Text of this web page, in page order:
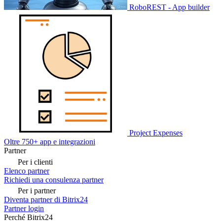
RoboREST - App builder
Project Expenses
Oltre 750+ app e integrazioni
Partner
Per i clienti
Elenco partner
Richiedi una consulenza partner
Per i partner
Diventa partner di Bitrix24
Partner login
Perché Bitrix24